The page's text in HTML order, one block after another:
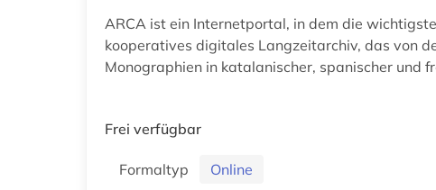
ARCA ist ein Internetportal, in dem die
kooperatives digitales Langzeitarchiv, das von
Monographien in katalanischer, spanischer und
Frei verfügbar
Formaltyp
Online